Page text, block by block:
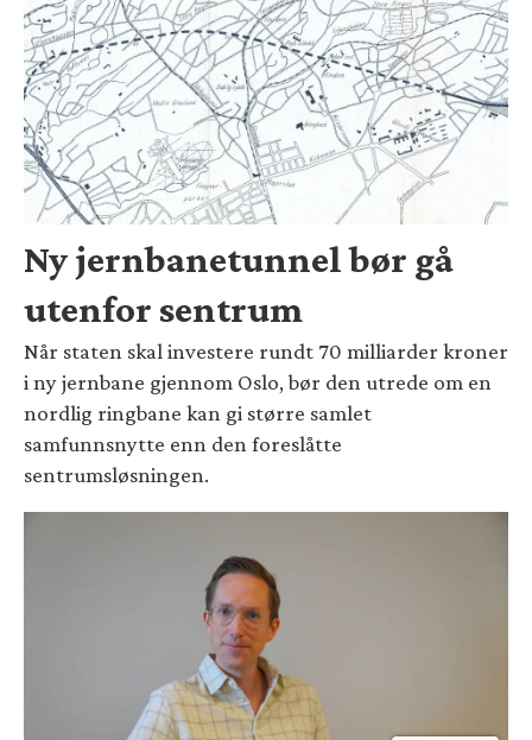
Ny jernbanetunnel bør gå
utenfor sentrum
Når staten skal investere rundt 70 milliarder kroner
i ny jernbane gjennom Oslo, bør den utrede om en
nordlig ringbane kan gi større samlet
samfunnsnytte enn den foreslåtte
sentrumsløsningen.